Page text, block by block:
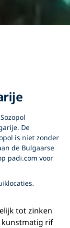
De
is niet zonder
de Bulgaarse
padi.com voor
tot zinken
kunstmatig rif